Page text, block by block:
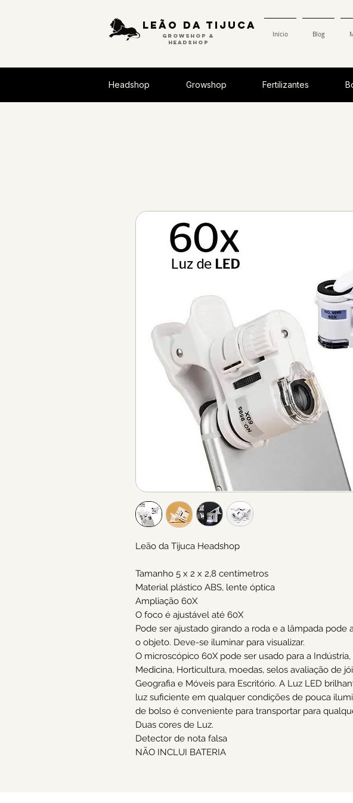
Leão da tijuca
GROWSHOP &
HEADSHOP
Início Blog
Headshop Growshop Fertilizantes
Leão da Tijuca Headshop
Tamanho 5 x 2 x 2,8 centímetros
Material plástico ABS, lente óptica
Ampliação 60X
O foco é ajustável até 60X
Pode ser ajustado girando a roda e a lâmpada pode
o objeto. Deve-se iluminar para visualizar.
O microscópico 60X pode ser usado para a Indústria,
Medicina, Horticultura, moedas, selos avaliação de
Geografia e Móveis para Escritório. A Luz LED
luz suficiente em qualquer condições de pouca
de bolso é conveniente para transportar para
Duas cores de Luz.
Detector de nota falsa
NÃO INCLUI BATERIA